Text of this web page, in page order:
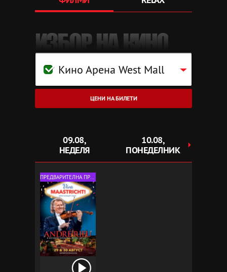
ИЗБОР НА КИНО
Кино Арена West Mall
ЦЕНИ НА БИЛЕТИ
09.08,
НЕДЕЛЯ
10.08,
ПОНЕДЕЛНИК
ПРЕДВАРИТЕЛНА ПРОДАЖБА